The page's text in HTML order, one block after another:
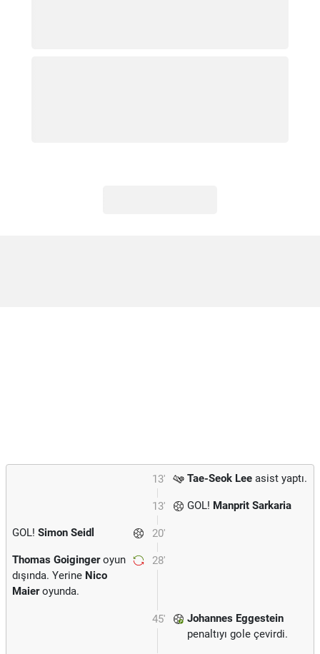
13' Tae-Seok Lee asist yaptı.
13' GOL! Manprit Sarkaria
20'
GOL! Simon Seidl
28'
Thomas Goigingeroyun
dışında. Yerine Nico
Maieroyunda.
45'
Johannes Eggestein
penaltıyı gole çevirdi.